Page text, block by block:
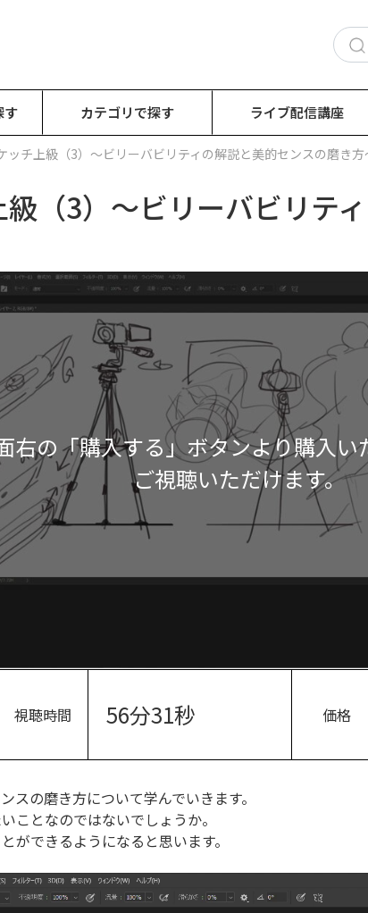
す カテゴリで探す ライブ配信講座
ッチ上級（3）～ビリーバビリティの解説と美的センスの磨き方
（3）～ビリーバビリテ
右の「購入する」ボタンより購入い
ご視聴いただけます。
視聴時間 56分31秒 価格
の磨き方について学んでいきます。
ことなのではないでしょうか。
ができるようになると思います。